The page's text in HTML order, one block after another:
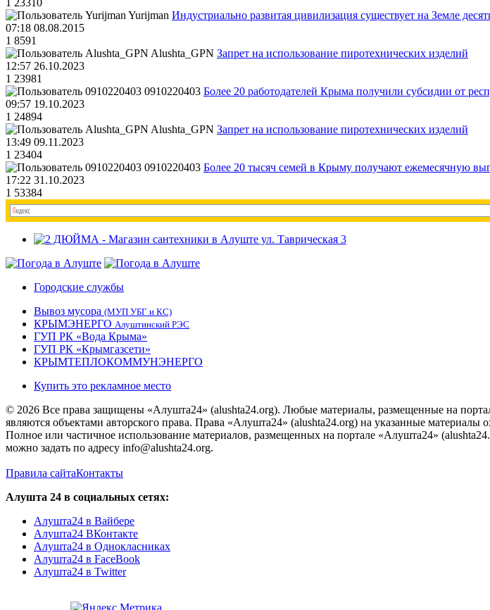
1 23310
Yurijman Индустриально развитая цивилизация существует на Земле
07:18 08.08.2015
1 8591
Alushta_GPN Запрет на использование пиротехнических изделий
12:57 26.10.2023
1 23981
0910220403 Более 20 работодателей Крыма получили субсидии от
09:57 19.10.2023
1 24894
Alushta_GPN Запрет на использование пиротехнических изделий
13:49 09.11.2023
1 23404
0910220403 Более 20 тысяч семей в Крыму получают ежемесячную
17:22 31.10.2023
1 53384
Городские службы
Вывоз мусора (МУП УБГ и КС)
КРЫМЭНЕРГО Алуштинский РЭС
ГУП РК «Вода Крыма»
ГУП РК «Крымгазсети»
КРЫМТЕПЛОКОММУНЭНЕРГО
Купить это рекламное место
© 2026 Все права защищены «Алушта24» (alushta24.org). Любые материалы, размещенные на
являются объектами авторского права. Права «Алушта24» (alushta24.org) на указанные материалы
Полное или частичное использование материалов, размещенных на портале «Алушта24»
можно задать по адресу info@alushta24.org.
Правила сайтаКонтакты
Алушта 24 в социальных сетях:
Алушта24 в Вайбере
Алушта24 ВКонтакте
Алушта24 в Однокласниках
Алушта24 в FaceBook
Алушта24 в Twitter